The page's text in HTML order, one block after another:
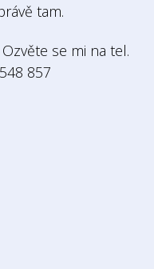
tam.
se mi na tel.
857